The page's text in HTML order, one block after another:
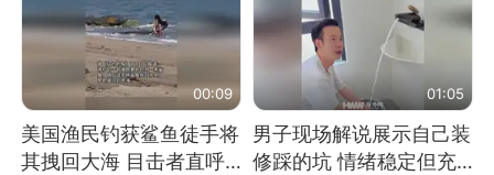
00:09
美国渔民钓获鲨鱼徒手将
其拽回大海 目击者直呼
01:05
男子现场解说展示自己装
修踩的坑 情绪稳定但充